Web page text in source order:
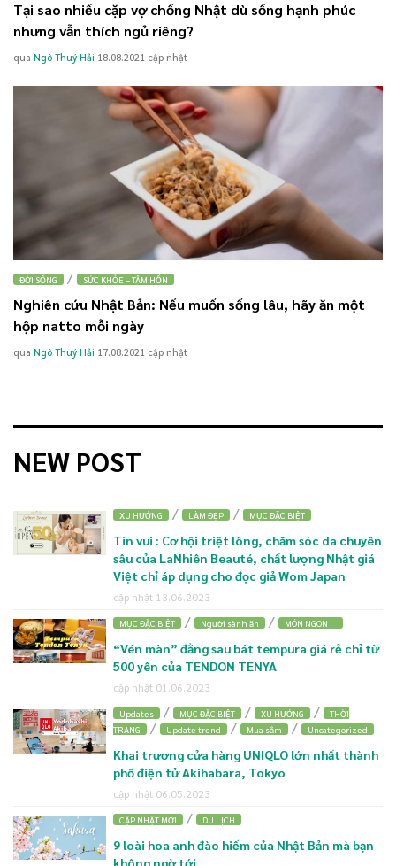
Tại sao nhiều cặp vợ chồng Nhật dù sống hạnh phúc
nhưng vẫn thích ngủ riêng?
qua Ngô Thuý Hải 18.08.2021 cập nhật
ĐỜI SỐNG / SỨC KHỎE – TÂM HỒN
Nghiên cứu Nhật Bản: Nếu muốn sống lâu, hãy ăn một
hộp natto mỗi ngày
qua Ngô Thuý Hải 17.08.2021 cập nhật
NEW POST
XU HƯỚNG / LÀM ĐẸP / MỤC ĐẶC BIỆT
Tin vui : Cơ hội triệt lông, chăm sóc da chuyên
sâu của LaNhiên Beauté, chất lượng Nhật giá
Việt chỉ áp dụng cho đọc giả Wom Japan
cập nhật 13.06.2023
MỤC ĐẶC BIỆT / Người sành ăn / MÓN NGON
“Vén màn” đằng sau bát tempura giá rẻ chỉ từ
500 yên của TENDON TENYA
cập nhật 01.06.2023
Updates / MỤC ĐẶC BIỆT / XU HƯỚNG /
THỜI
TRANG / Update trend / Mua sắm / Uncategorized
Khai trương cửa hàng UNIQLO lớn nhất thành
phố điện tử Akihabara, Tokyo
cập nhật 06.05.2023
CẬP NHẬT MỚI / DU LỊCH
9 loài hoa anh đào hiếm của Nhật Bản mà bạn
không ngờ tới